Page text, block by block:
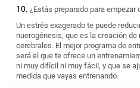
¿Estás preparado para
Un estrés exagerado te puede
nuerogénesis, que es la creación
cerebrales. El mejor programa de
será el que te ofrece un
ni muy difícil ni muy fácil, y que se
medida que vayas entrenando.